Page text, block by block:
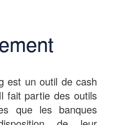
est un outil de cash
fait partie des outils
que les banques